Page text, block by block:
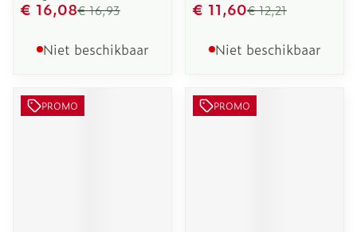
€ 16,93
€ 16,08
Niet beschikbaar
€ 12,21
€ 11,60
Niet beschikbaar
PROMO PROMO